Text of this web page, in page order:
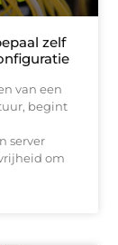
zelf
van een
begint
server
om